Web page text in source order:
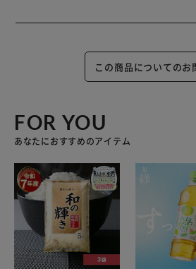
この商品についてのお
FOR YOU
あなたにおすすめのアイテム